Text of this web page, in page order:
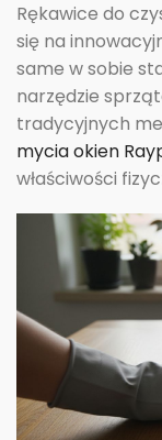
Rękawice do
się na
same w sobie
narzędzie
tradycyjnych
mycia okien
właściwości